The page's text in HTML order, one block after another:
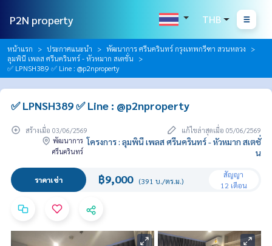
P2N property THB
หน้าแรก ประกาศแนะนำ
พัฒนาการ ศรีนครินทร์ กรุงเทพกรีฑา สวนหลวง
ลุมพินี เพลส ศรีนครินทร์ - หัวหมาก สเตชั่น
✅ LPNSH389 ✅ Line : @p2nproperty
✅ LPNSH389 ✅ Line : @p2nproperty
สร้างเมื่อ 03/06/2569
แก้ไขล่าสุดเมื่อ 05/06/2569
พัฒนาการ
ศรีนครินทร์
โครงการ : ลุมพินี เพลส ศรีนครินทร์ - หัวหมาก สเตชั่
น
ราคาเช่า ฿9,000 (391 บ./ตร.ม.)
สัญญา
12 เดือน